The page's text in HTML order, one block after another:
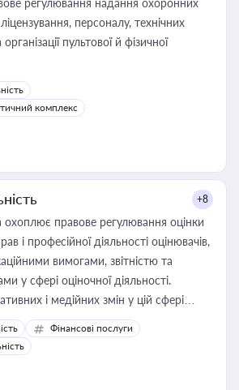
регулювання надання охоронних
персоналу, технічних
пультової й фізичної
комплекс
+8
охоплює правове регулювання оцінки
і професійної діяльності оцінювачів,
вимогами, звітністю та
у сфері оціночної діяльності.
і медійних змін у цій сфері
бізнесу, керівника, юриста або
оподаткування, приватизації, оренди
угод і перевірки
діяльності
Фінансові послуги